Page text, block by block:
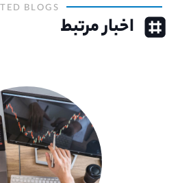
BLOGS
اخبار مرتبط